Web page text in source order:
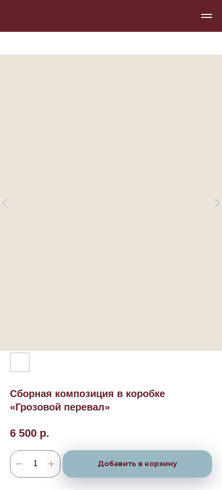
Сборная композиция в коробке
«Грозовой перевал»
6 500 р.
Добавить в корзину